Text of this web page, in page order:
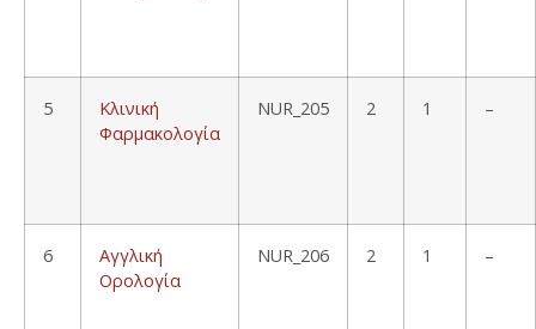
5
Κλινική
Φαρμακολογία
NUR_205 2 1 –
6
Αγγλική
Ορολογία
NUR_206 2 1 –